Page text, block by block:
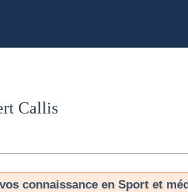
Callis
connaissance en Sport et